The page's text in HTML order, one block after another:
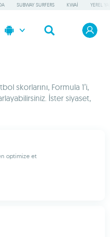
SUBWAY SURFERS KWAI YEREL
skorlarını, Formula 1’i,
İster siyaset,
optimize et